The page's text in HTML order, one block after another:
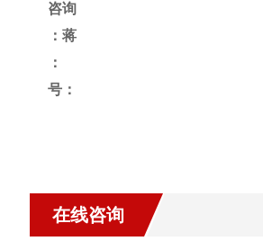
咨询
：蒋
：
号：
在线咨询